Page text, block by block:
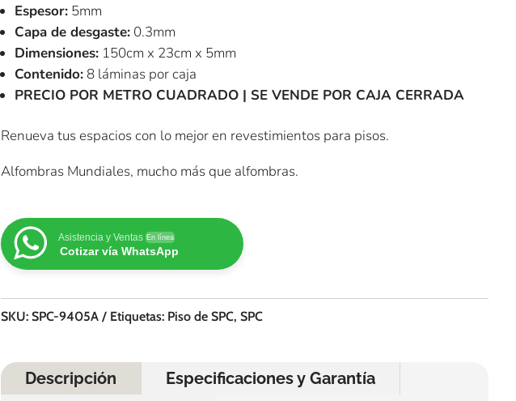
Espesor: 5mm
Capa de desgaste: 0.3mm
Dimensiones: 150cm x 23cm x 5mm
Contenido: 8 láminas por caja
PRECIO POR METRO CUADRADO | SE VENDE POR CAJA CERRADA
Renueva tus espacios con lo mejor en revestimientos para pisos.
Alfombras Mundiales, mucho más que alfombras.
Asistencia y Ventas En línea
Cotizar vía WhatsApp
SKU:SPC-9405A Etiquetas: Piso de SPC,SPC
Descripción
Especificaciones y Garantía